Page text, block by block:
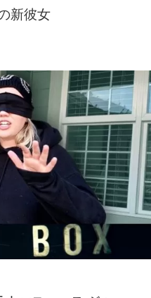
新彼女